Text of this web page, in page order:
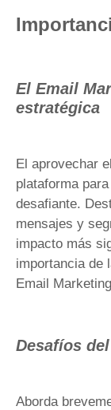
El Email
estratégica
El aprovechar
plataforma
desafiante.
mensajes y
impacto más
importancia de
Email
Desafíos
Aborda